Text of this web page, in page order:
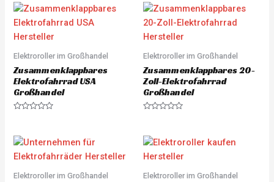
e
d
0
o
u
t
f
e
d
0
o
u
t
f
Elektroroller im Großhandel
Zusammenklappbares
Elektrofahrrad USA
Großhandel
e
d
0
o
t
Elektroroller im Großhandel
Zusammenklappbares 20-
Zoll-Elektrofahrrad
Großhandel
e
d
0
o
t
Elektroroller im Großhandel Elektroroller im Großhandel